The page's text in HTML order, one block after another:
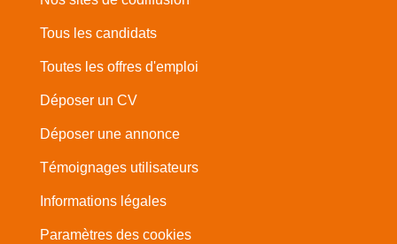
Tous les candidats
Toutes les offres d'emploi
Déposer un CV
Déposer une annonce
Témoignages utilisateurs
Informations légales
Paramètres des cookies